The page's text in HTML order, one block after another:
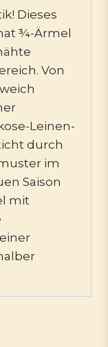
Dieses
¾-Ärmel
Von
Leinen-
durch
im
Saison
mit